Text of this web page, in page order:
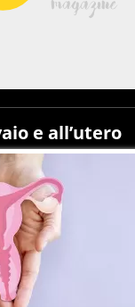
e all’utero